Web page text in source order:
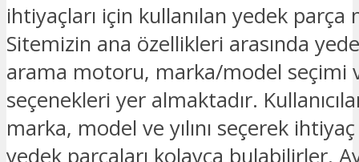
ihtiyaçları için kullanılan yedek parça
Sitemizin ana özellikleri arasında
arama motoru, marka/model seçimi
seçenekleri yer almaktadır.
marka, model ve yılını seçerek
yedek parçaları kolayca bulabilirler.